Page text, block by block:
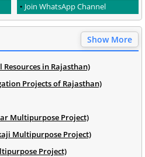
Join WhatsApp Channel
Show More
Resources in Rajasthan)
Projects of Rajasthan)
Multipurpose Project)
Multipurpose Project)
Project)